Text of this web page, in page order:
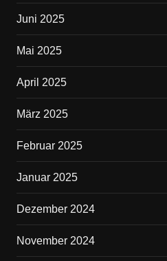
Juni 2025
Mai 2025
April 2025
März 2025
Februar 2025
Januar 2025
Dezember 2024
November 2024